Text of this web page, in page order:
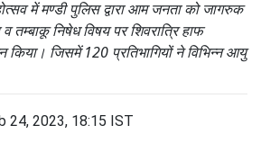
में मण्डी पुलिस द्वारा आम जनता को जागरुक
तम्बाकू निषेध विषय पर शिवरात्रि हाफ
जिसमें 120 प्रतिभागियों ने विभिन्न आयु
24, 2023, 18:15 IST